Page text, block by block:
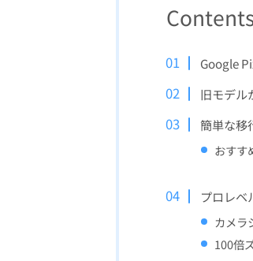
Google
旧モデル
簡単な移
おすす
プロレベ
カメラ
100倍